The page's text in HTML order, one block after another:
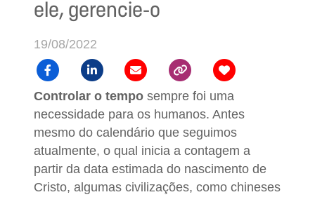
ele, gerencie-o
19/08/2022
Controlar o tempo sempre foi uma
necessidade para os humanos. Antes
mesmo do calendário que seguimos
atualmente, o qual inicia a contagem a
partir da data estimada do nascimento de
Cristo, algumas civilizações, como chineses